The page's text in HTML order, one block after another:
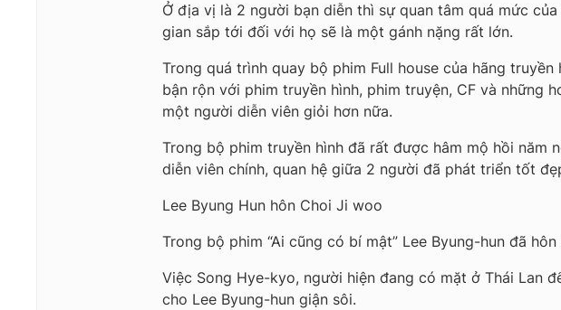
Ở địa vị là 2 người bạn diễn thì sự quan tâm quá mức
gian sắp tới đối với họ sẽ là một gánh nặng rất lớn.
Trong quá trình quay bộ phim Full house của hãng
bận rộn với phim truyền hình, phim truyện, CF và
một người diễn viên giỏi hơn nữa.
Trong bộ phim truyền hình đã rất được hâm mộ hồi năm
diễn viên chính, quan hệ giữa 2 người đã phát triển tốt
Lee Byung Hun hôn Choi Ji woo
Trong bộ phim “Ai cũng có bí mật” Lee Byung-hun đã
Việc Song Hye-kyo, người hiện đang có mặt ở Thái Lan
cho Lee Byung-hun giận sôi.